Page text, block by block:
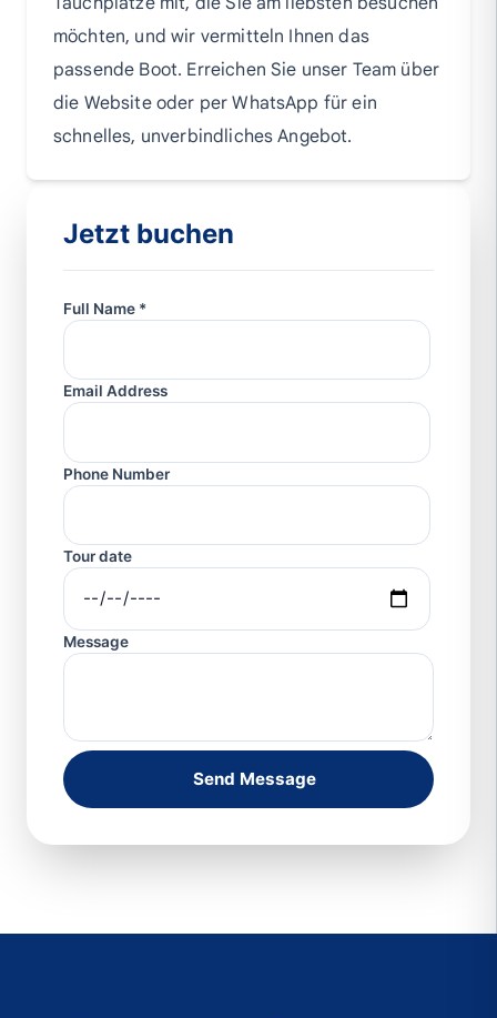
möchten, und wir vermitteln Ihnen das
passende Boot. Erreichen Sie unser Team über
die Website oder per WhatsApp für ein
schnelles, unverbindliches Angebot.
Jetzt buchen
Full Name *
Email Address
Phone Number
Tour date
Message
Send Message